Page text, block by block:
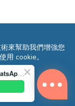
網站地圖
reserved.
來幫助我們增強您
用 cookie。
立即訂閲我哋 WhatsApp 即送您 HK$10 迎新優惠券!